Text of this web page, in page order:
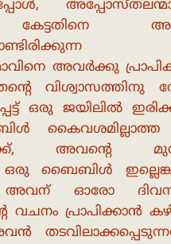
അവർക്കു
വിശ്വാസത്തിനു
ഒരു ജയിലിൽ
അവൻ്റെ
ഒരു ബൈബിൾ
അവന് ഓരോ
വചനം പ്രാപിക്കാൻ